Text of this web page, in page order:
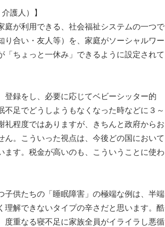
護人）】
庭が利用できる、社会福祉システムの一つで
合い・友人等）を、家庭がソーシャルワー
ちょっと一休み」できるように設定されて
録をし、必要に応じてベビーシッター的
足でどうしようもなくなった時などに３～
礼程度ではありますが、きちんと政府からお
。こういった視点は、今後どの国において
ます。税金が高いのも、こういうことに使わ
子供たちの「睡眠障害」の極端な例は、半端
理解できないタイプの辛さだと思います。酷
度重なる寝不足に家族全員がイライラし悪循